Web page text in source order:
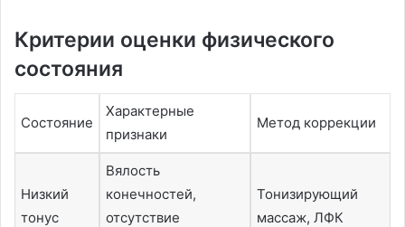
Критерии оценки физического
состояния
Состояние
Характерные
признаки
Метод коррекции
Низкий
тонус
Вялость
конечностей,
отсутствие
Тонизирующий
массаж, ЛФК